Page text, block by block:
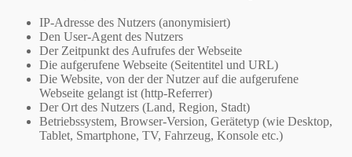
IP-Adresse des Nutzers (anonymisiert)
Den User-Agent des Nutzers
Der Zeitpunkt des Aufrufes der Webseite
Die aufgerufene Webseite (Seitentitel und URL)
Die Website, von der der Nutzer auf die aufgerufene
Webseite gelangt ist (http-Referrer)
Der Ort des Nutzers (Land, Region, Stadt)
Betriebssystem, Browser-Version, Gerätetyp (wie Desktop,
Tablet, Smartphone, TV, Fahrzeug, Konsole etc.)